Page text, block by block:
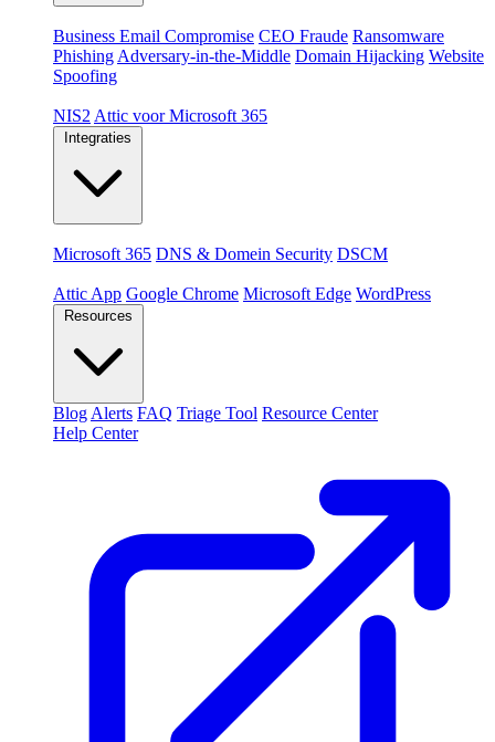
Business Email Compromise CEO Fraude Ransomware
Phishing Adversary-in-the-Middle Domain Hijacking Website
Spoofing
NIS2 Attic voor Microsoft 365
Microsoft 365 DNS & Domein Security DSCM
Attic App Google Chrome Microsoft Edge WordPress
Blog Alerts FAQ Triage Tool Resource Center
Help Center